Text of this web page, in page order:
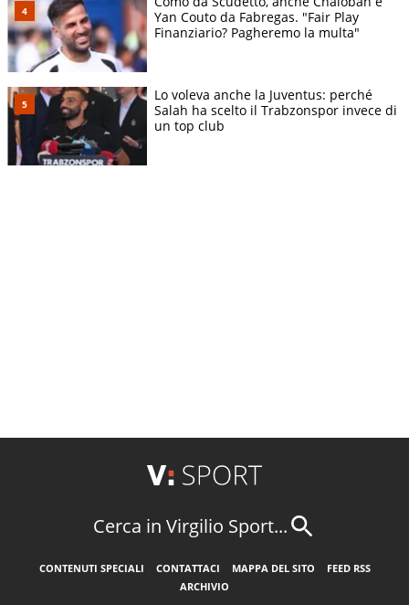
Yan Couto da Fabregas. "Fair Play
Finanziario? Pagheremo la multa"
Lo voleva anche la Juventus: perché
Salah ha scelto il Trabzonspor invece di
un top club
Cerca in Virgilio Sport...
CONTENUTI SPECIALI CONTATTACI MAPPA DEL SITO
FEED RSS
ARCHIVIO